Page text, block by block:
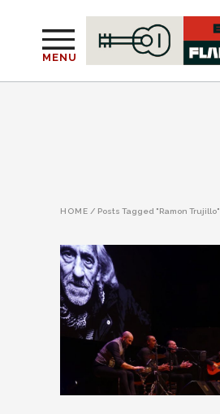
MENU
HOME / Posts Tagged "Ramon Trujillo"